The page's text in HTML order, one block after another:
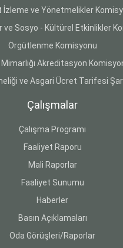
İzleme ve Yönetmelikler
ve Sosyo - Kültürel Etkinlikler
Örgütlenme Komisyonu
Akreditasyon
ve Asgari Ücret Tarifesi
Çalışmalar
Çalışma Programı
Faaliyet Raporu
Mali Raporlar
Faaliyet Sunumu
Haberler
Basın Açıklamaları
Oda Görüşleri/Raporlar